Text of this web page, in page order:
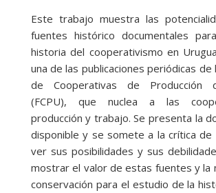
Este trabajo muestra las
fuentes histórico documentales
historia del cooperativismo en
una de las publicaciones periódicas de
de Cooperativas de Producción
(FCPU), que nuclea a las
producción y trabajo. Se presenta la
disponible y se somete a la crítica de
ver sus posibilidades y sus
mostrar el valor de estas fuentes y la
conservación para el estudio de la